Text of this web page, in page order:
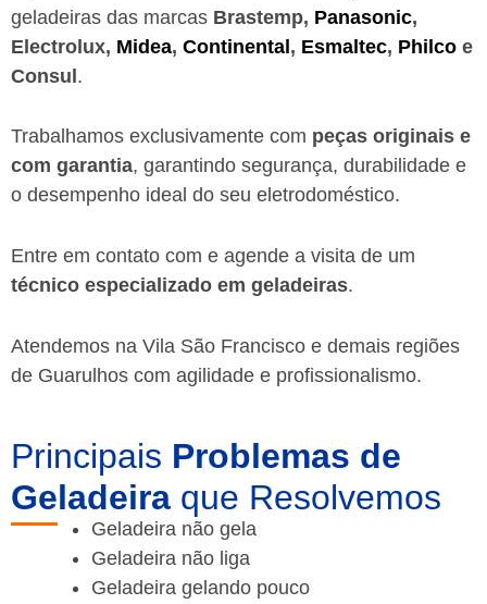
geladeiras das marcas Brastemp, Panasonic,
Electrolux, Midea, Continental, Esmaltec, Philco e
Consul.
Trabalhamos exclusivamente com peças originais e
com garantia, garantindo segurança, durabilidade e
o desempenho ideal do seu eletrodoméstico.
Entre em contato com e agende a visita de um
técnico especializado em geladeiras.
Atendemos na Vila São Francisco e demais regiões
de Guarulhos com agilidade e profissionalismo.
Principais Problemas de
Geladeira que Resolvemos
Geladeira não gela
Geladeira não liga
Geladeira gelando pouco